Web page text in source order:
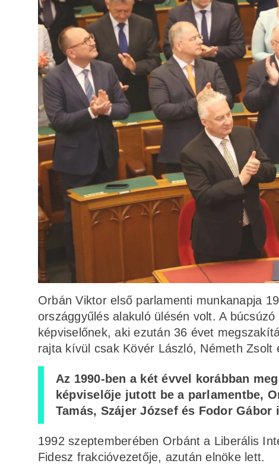
Orbán Viktor első parlamenti munkanapja
országgyűlés alakuló ülésén volt. A
képviselőnek, aki ezután 36 évet
rajta kívül csak Kövér László, Németh Zsolt
Az 1990-ben a két évvel korábban
képviselője jutott be a parlamentbe,
Tamás, Szájer József és Fodor Gábor
1992 szeptemberében Orbánt a Liberális
Fidesz frakcióvezetője, azután elnöke lett.